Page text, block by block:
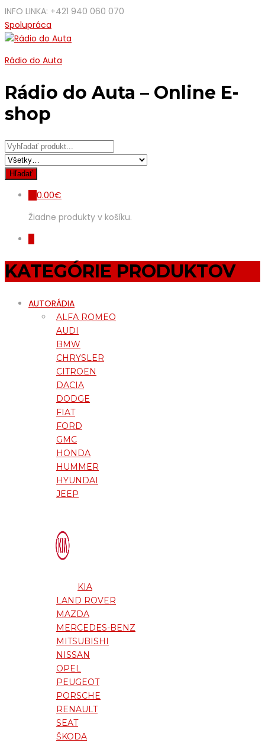
INFO LINKA: +421 940 060 070
Spolupráca
Rádio do Auta
Rádio do Auta – Online E-
shop
0.00€
Žiadne produkty v košíku.
KATEGÓRIE PRODUKTOV
AUTORÁDIA
ALFA ROMEO
AUDI
BMW
CHRYSLER
CITROEN
DACIA
DODGE
FIAT
FORD
GMC
HONDA
HUMMER
HYUNDAI
JEEP
KIA
LAND ROVER
MAZDA
MERCEDES-BENZ
MITSUBISHI
NISSAN
OPEL
PEUGEOT
PORSCHE
RENAULT
SEAT
ŠKODA